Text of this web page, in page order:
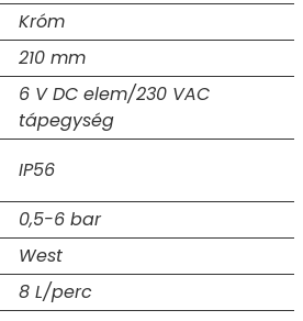
Króm
210 mm
6 V DC elem/230 VAC
tápegység
IP56
0,5-6 bar
West
8 L/perc